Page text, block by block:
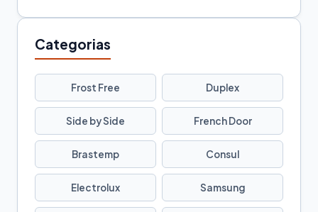
Categorias
Frost Free Duplex
Side by Side French Door
Brastemp Consul
Electrolux Samsung